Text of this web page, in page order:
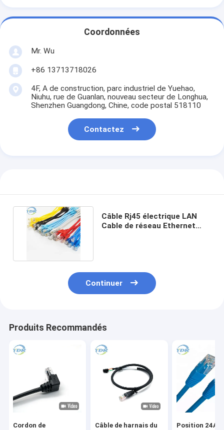
Coordonnées
Mr. Wu
+86 13713718026
4F, A de construction, parc industriel de Yuehao,
Niuhu, rue de Guanlan, nouveau secteur de Longhua,
Shenzhen Guangdong, Chine, code postal 518110
Contactez
Câble Rj45 électrique LAN
Cable de réseau Ethernet
Continuer
Produits Recommandés
Cordon de
Câble de harnais du
Position